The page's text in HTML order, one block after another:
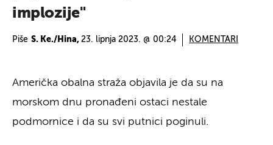
implozije"
Piše S. Ke./Hina, 23. lipnja 2023. @ 00:24 KOMENTARI
Američka obalna straža objavila je da su na
morskom dnu pronađeni ostaci nestale
podmornice i da su svi putnici poginuli.